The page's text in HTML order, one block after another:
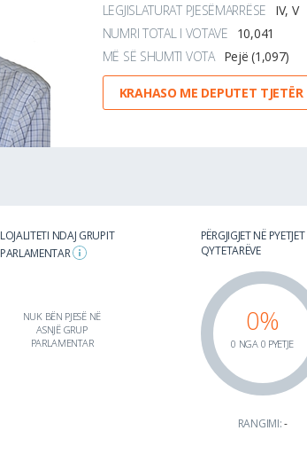
LEGJISLATURAT PJESËMARRËSE
IV, V
NUMRI TOTAL I VOTAVE
10,041
MË SË SHUMTI VOTA Pejë (1,097)
KRAHASO ME DEPUTET TJETËR
LOJALITETI NDAJ GRUPIT
PARLAMENTAR
NUK BËN PJESË NË
ASNJË GRUP
PARLAMENTAR
PËRGJIGJET NË PYETJET
QYTETARËVE
0%
0 NGA 0 PYETJE
RANGIMI:-